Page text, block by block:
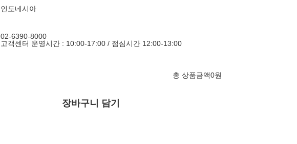
인도네시아
02-6390-8000
고객센터 운영시간 : 10:00-17:00 / 점심시간 12:00-13:00
총 상품금액0원
장바구니 담기